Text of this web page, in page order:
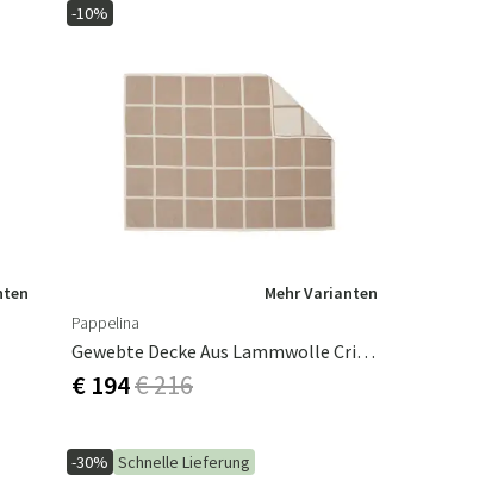
-10%
Mehr Varianten
Pappelina
Gewebte Decke Aus Lammwolle Criss Beige
€ 194€ 216
-30% Schnelle Lieferung